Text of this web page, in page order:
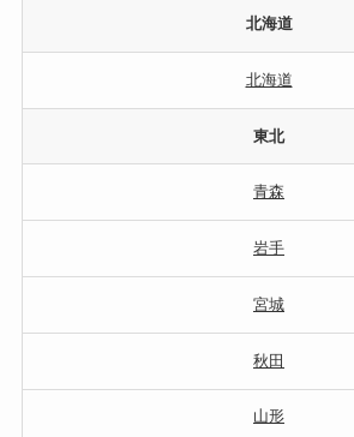
北海道
北海道
東北
青森
岩手
宮城
秋田
山形